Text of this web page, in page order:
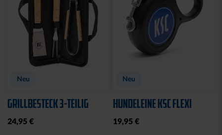
Neu
GRILLBESTECK 3-TEILIG
24,95 €
Neu
HUNDELEINE KSC FLEXI
19,95 €